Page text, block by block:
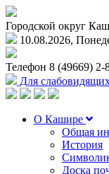
Городской округ
10.08.2026,
Телефон 8 (49669) 2-
Для
О Кашире
Общая
История
Доска